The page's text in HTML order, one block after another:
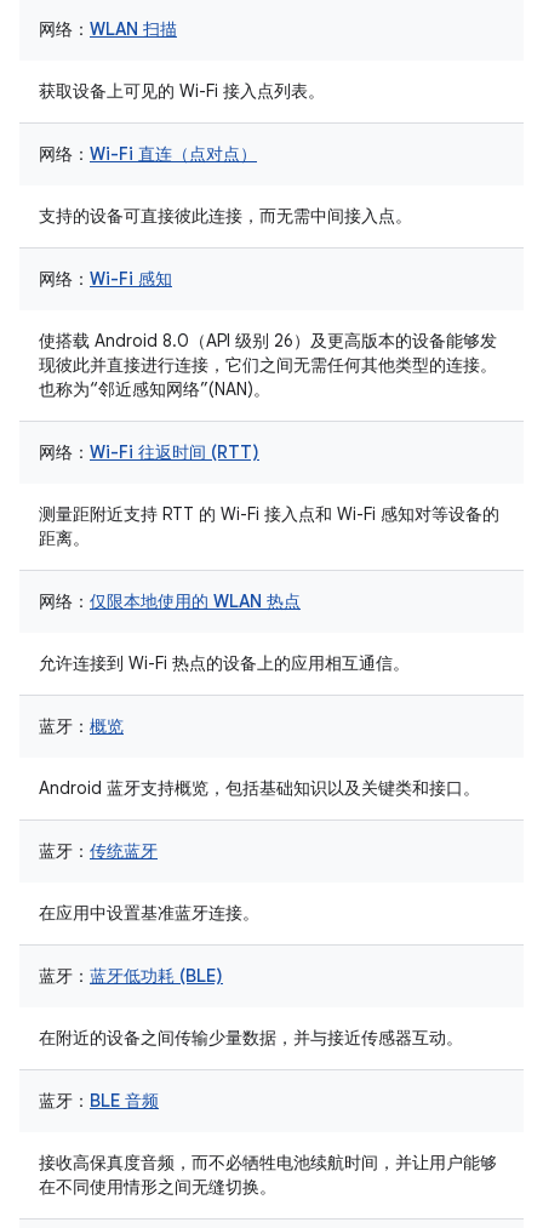
网络： WLAN 扫描
获取设备上可见的 Wi-Fi 接入点列表。
网络： Wi-Fi 直连（点对点）
支持的设备可直接彼此连接，而无需中间接入点。
网络： Wi-Fi 感知
使搭载 Android 8.0（API 级别 26）及更高版本的设备能够发
现彼此并直接进行连接，它们之间无需任何其他类型的连接。
也称为“邻近感知网络”(NAN)。
网络： Wi-Fi 往返时间 (RTT)
测量距附近支持 RTT 的 Wi-Fi 接入点和 Wi-Fi 感知对等设备的
距离。
网络： 仅限本地使用的 WLAN 热点
允许连接到 Wi-Fi 热点的设备上的应用相互通信。
蓝牙： 概览
Android 蓝牙支持概览，包括基础知识以及关键类和接口。
蓝牙： 传统蓝牙
在应用中设置基准蓝牙连接。
蓝牙： 蓝牙低功耗 (BLE)
在附近的设备之间传输少量数据，并与接近传感器互动。
蓝牙： BLE 音频
接收高保真度音频，而不必牺牲电池续航时间，并让用户能够
在不同使用情形之间无缝切换。